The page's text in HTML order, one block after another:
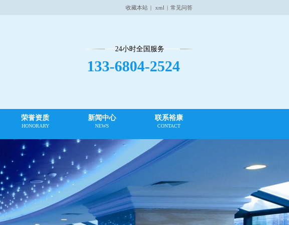
收藏本站 | xml | 常见问答
24小时全国服务
133-6804-2524
荣誉资质
HONORARY
新闻中心
NEWS
联系裕康
CONTACT